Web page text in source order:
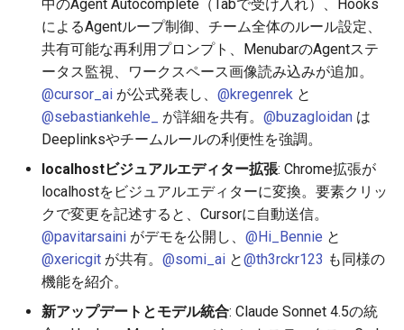
2026-06-12
2026-06-11
2026-06-10
2026-06-09
2026-06-08
2026-06-07
2026-06-05
2025-11-27
2025-11-26
2025-11-25
2025-11-24
2025-11-23
2025-11-22
2025-11-20
2026-06-12
2026-06-11
2026-06-10
2026-06-09
2026-06-08
2026-06-07
2026-06-05
2025-11-27
2025-11-26
2025-11-25
2025-11-24
2025-11-23
2025-11-22
2025-11-20
2026-06-09
2026-06-08
2026-06-07
2026-06-06
2026-06-05
2026-06-04
2026-06-02
2025-11-27
2025-11-26
2025-11-25
2025-11-24
2025-11-23
2025-11-22
2025-11-20
2026-06-10
2026-06-09
2026-06-07
2026-06-06
2026-06-05
2026-06-04
2026-06-02
2025-11-27
2025-11-26
2025-11-25
2025-11-24
2025-11-23
2025-11-22
2025-11-20
2026-06-12
2026-06-11
2026-06-10
2026-06-09
2026-06-08
2026-06-07
2026-06-05
2026-06-06
2026-06-05
2026-06-04
2026-06-03
2026-06-02
2026-06-01
2026-05-30
中のAgent Autocomplete（Tabで受け入れ）、Hooks
によるAgentループ制御、チーム全体のルール設定、
共有可能な再利用プロンプト、MenubarのAgentステ
ータス監視、ワークスペース画像読み込みが追加。
@cursor_ai が公式発表し、 @kregenrek と
@sebastiankehle_
が詳細を共有。 @buzagloidan は
Deeplinksやチームルールの利便性を強調。
localhostビジュアルエディター拡張: Chrome拡張が
localhostをビジュアルエディターに変換。要素クリッ
クで変更を記述すると、Cursorに自動送信。
@pavitarsaini がデモを公開し、 @Hi_Bennie と
@xericgit が共有。 @somi_ai と@th3rckr123 も同様の
機能を紹介。
新アップデートとモデル統合: Claude Sonnet 4.5の統